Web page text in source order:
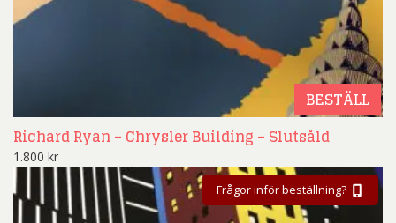
BESTÄLL
Richard Ryan – Chrysler Building – Slutsåld
1.800 kr
Frågor inför beställning?